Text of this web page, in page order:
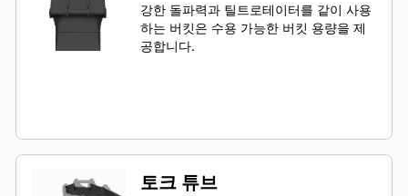
강한 돌파력과 틸트로테이터를 같이 사용
하는 버킷은 수용 가능한 버킷 용량을 제
공합니다.
토크 튜브